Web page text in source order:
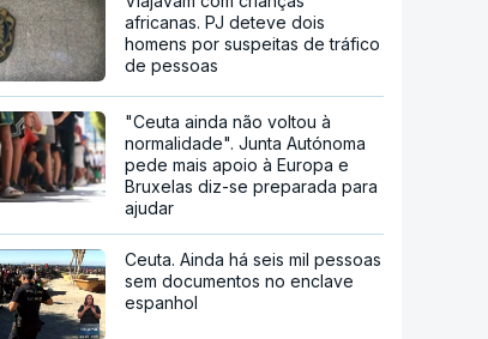
africanas. PJ deteve dois
homens por suspeitas de tráfico
de pessoas
"Ceuta ainda não voltou à
normalidade". Junta Autónoma
pede mais apoio à Europa e
Bruxelas diz-se preparada para
ajudar
Ceuta. Ainda há seis mil pessoas
sem documentos no enclave
espanhol